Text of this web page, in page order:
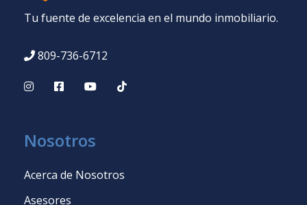
Tu fuente de excelencia en el mundo inmobiliario.
809-736-6712
Nosotros
Acerca de Nosotros
Asesores